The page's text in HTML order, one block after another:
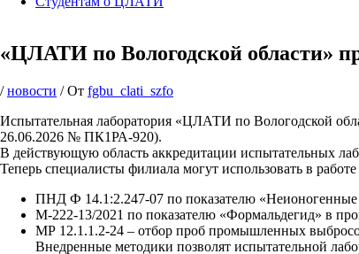
«ЦЛАТИ по Вологодской области»
/новости / От fgbu_clati_szfo
Испытательная лаборатория «ЦЛАТИ по Вологодской
26.06.2026 № ПК1РА-920).
В действующую область аккредитации испытательных
Теперь специалисты филиала могут использовать в
ПНД Ф 14.1:2.247-07 по показателю
М-222-13/2021 по показателю «Формальдегид» в
МР 12.1.1.2-24 – отбор проб промышленных
Внедренные методики позволят испытательной